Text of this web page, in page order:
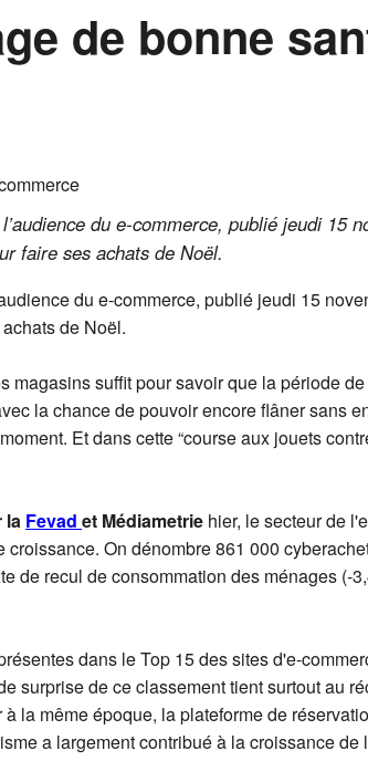
de bonne
du e-commerce, publié jeudi 15
faire ses achats de Noël.
du e-commerce, publié jeudi 15
de Noël.
magasins suffit pour savoir que la période
la chance de pouvoir encore flâner sans
Et dans cette “course aux jouets
la Fevad et Médiametrie hier, le secteur de
On dénombre 861 000
de recul de consommation des ménages (-
dans le Top 15 des sites d'e-
surprise de ce classement tient surtout au
la même époque, la plateforme de
a largement contribué à la croissance